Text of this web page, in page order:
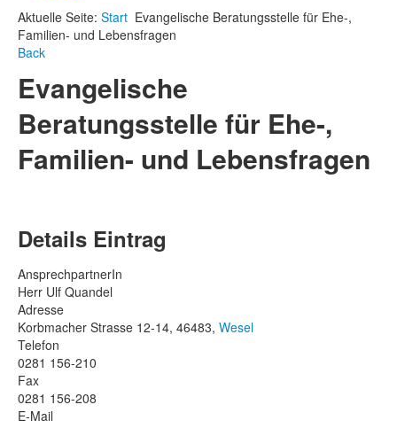
Aktuelle Seite: Start Evangelische Beratungsstelle für Ehe-,
Familien- und Lebensfragen
Back
Evangelische
Beratungsstelle für Ehe-,
Familien- und Lebensfragen
Details Eintrag
AnsprechpartnerIn
Herr Ulf Quandel
Adresse
Korbmacher Strasse 12-14, 46483, Wesel
Telefon
0281 156-210
Fax
0281 156-208
E-Mail